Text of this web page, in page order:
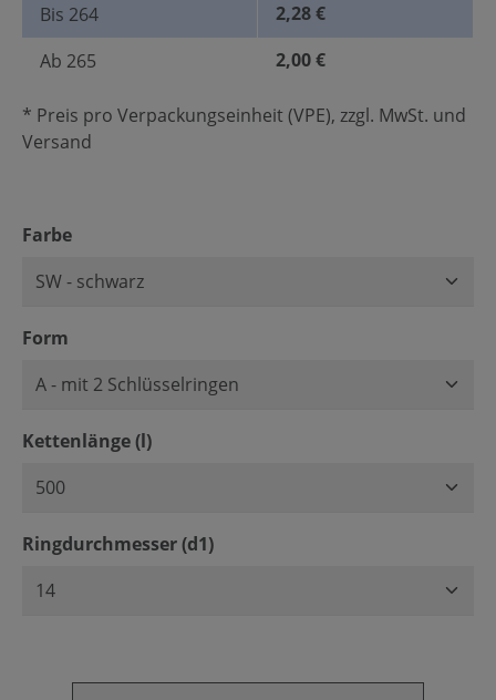
Bis 264
2,28 €
Ab 265 2,00 €
* Preis pro Verpackungseinheit (VPE), zzgl. MwSt. und
Versand
Farbeauswählen
Form
Kettenlänge (l)auswählen
Ringdurchmesser (d1)auswählen